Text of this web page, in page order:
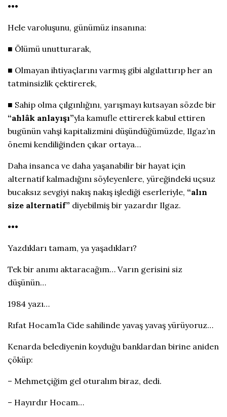
•••
Hele varoluşunu, günümüz insanına:
■ Ölümü unutturarak,
■ Olmayan ihtiyaçlarını varmış gibi algılattırıp her an
tatminsizlik çektirerek,
■ Sahip olma çılgınlığını, yarışmayı kutsayan sözde bir
“ahlâk anlayışı”yla kamufle ettirerek kabul ettiren
bugünün vahşi kapitalizmini düşündüğümüzde, Ilgaz’ın
önemi kendiliğinden çıkar ortaya…
Daha insanca ve daha yaşanabilir bir hayat için
alternatif kalmadığını söyleyenlere, yüreğindeki uçsuz
bucaksız sevgiyi nakış nakış işlediği eserleriyle, “alın
size alternatif” diyebilmiş bir yazardır Ilgaz.
•••
Yazdıkları tamam, ya yaşadıkları?
Tek bir anımı aktaracağım… Varın gerisini siz
düşünün…
1984 yazı…
Rıfat Hocam’la Cide sahilinde yavaş yavaş yürüyoruz…
Kenarda belediyenin koyduğu banklardan birine aniden
çöküp:
– Mehmetçiğim gel oturalım biraz, dedi.
– Hayırdır Hocam…